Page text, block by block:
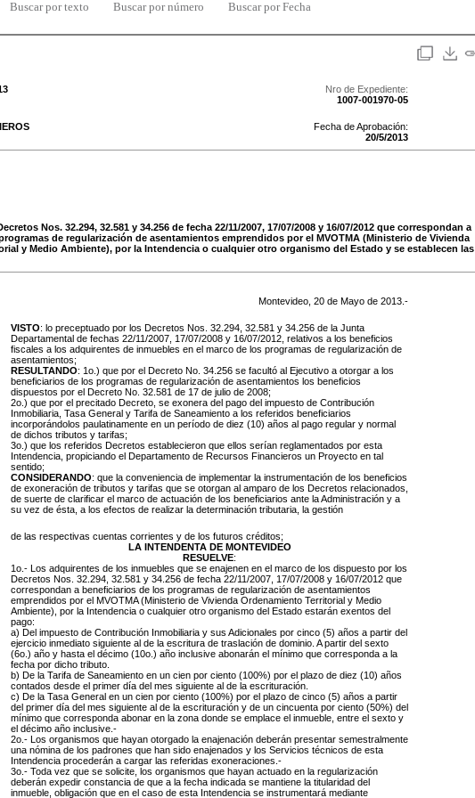
Buscar por texto Buscar por número Buscar por Fecha
Nro de Expediente:
1007-001970-05
Fecha de Aprobación:
20/5/2013
Nos. 32.294, 32.581 y 34.256 de fecha 22/11/2007, 17/07/2008 y 16/07/2012 que correspondan a
de regularización de asentamientos emprendidos por el MVOTMA (Ministerio de Vivienda
y Medio Ambiente), por la Intendencia o cualquier otro organismo del Estado y se establecen las
Montevideo, 20 de Mayo de 2013 .-
VISTO: lo preceptuado por los Decretos Nos. 32.294, 32.581 y 34.256 de la Junta
Departamental de fechas 22/11/2007, 17/07/2008 y 16/07/2012, relativos a los beneficios
fiscales a los adquirentes de inmuebles en el marco de los programas de regularización de
asentamientos;
RESULTANDO: 1o.) que por el Decreto No. 34.256 se facultó al Ejecutivo a otorgar a los
beneficiarios de los programas de regularización de asentamientos los beneficios
dispuestos por el Decreto No. 32.581 de 17 de julio de 2008;
2o.) que por el precitado Decreto, se exonera del pago del impuesto de Contribución
Inmobiliaria, Tasa General y Tarifa de Saneamiento a los referidos beneficiarios
incorporándolos paulatinamente en un período de diez (10) años al pago regular y normal
de dichos tributos y tarifas;
3o.) que los referidos Decretos establecieron que ellos serían reglamentados por esta
Intendencia, propiciando el Departamento de Recursos Financieros un Proyecto en tal
sentido;
CONSIDERANDO: que la conveniencia de implementar la instrumentación de los beneficios
de exoneración de tributos y tarifas que se otorgan al amparo de los Decretos relacionados,
de suerte de clarificar el marco de actuación de los beneficiarios ante la Administración y a
su vez de ésta, a los efectos de realizar la determinación tributaria, la gestión
de las respectivas cuentas corrientes y de los futuros créditos;
LA INTENDENTA DE MONTEVIDEO
RESUELVE:
1o.- Los adquirentes de los inmuebles que se enajenen en el marco de los dispuesto por los
Decretos Nos. 32.294, 32.581 y 34.256 de fecha 22/11/2007, 17/07/2008 y 16/07/2012 que
correspondan a beneficiarios de los programas de regularización de asentamientos
emprendidos por el MVOTMA (Ministerio de Vivienda Ordenamiento Territorial y Medio
Ambiente), por la Intendencia o cualquier otro organismo del Estado estarán exentos del
pago:
a) Del impuesto de Contribución Inmobiliaria y sus Adicionales por cinco (5) años a partir del
ejercicio inmediato siguiente al de la escritura de traslación de dominio. A partir del sexto
(6o.) año y hasta el décimo (10o.) año inclusive abonarán el mínimo que corresponda a la
fecha por dicho tributo.
b) De la Tarifa de Saneamiento en un cien por ciento (100%) por el plazo de diez (10) años
contados desde el primer día del mes siguiente al de la escrituración.
c) De la Tasa General en un cien por ciento (100%) por el plazo de cinco (5) años a partir
del primer día del mes siguiente al de la escrituración y de un cincuenta por ciento (50%) del
mínimo que corresponda abonar en la zona donde se emplace el inmueble, entre el sexto y
el décimo año inclusive.-
2o.- Los organismos que hayan otorgado la enajenación deberán presentar semestralmente
una nómina de los padrones que han sido enajenados y los Servicios técnicos de esta
Intendencia procederán a cargar las referidas exoneraciones.-
3o.- Toda vez que se solicite, los organismos que hayan actuado en la regularización
deberán expedir constancia de que a la fecha indicada se mantiene la titularidad del
inmueble, obligación que en el caso de esta Intendencia se instrumentará mediante